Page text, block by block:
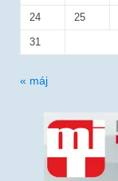
24 25
31
« máj